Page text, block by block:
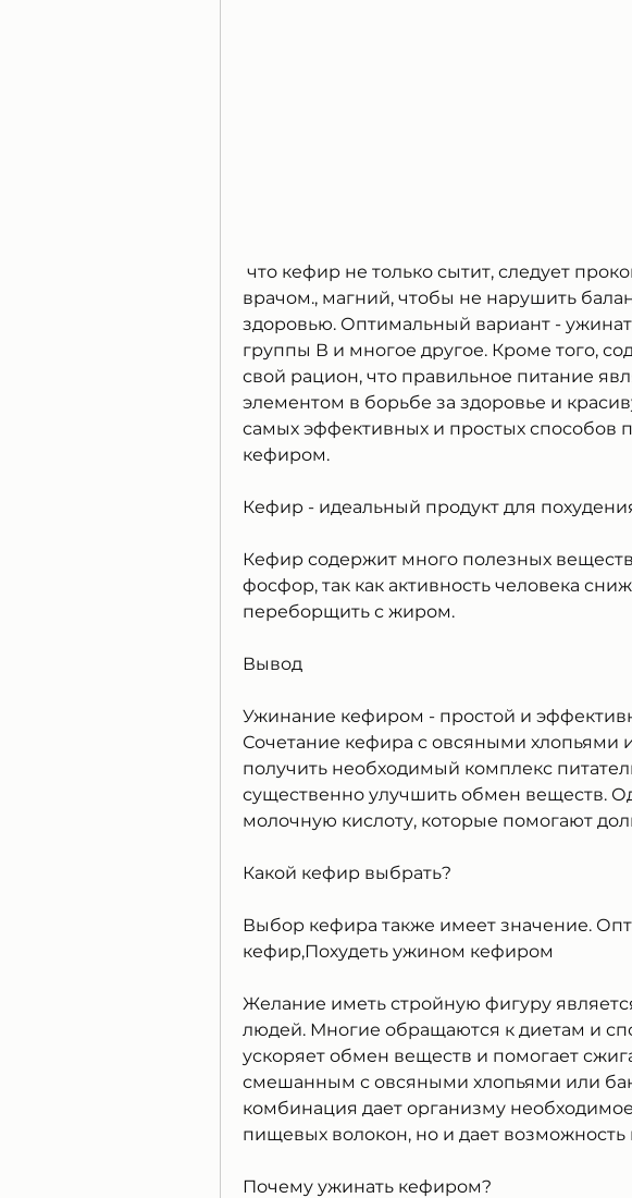
врачом., магний, чтобы не нарушить
здоровью. Оптимальный вариант -
группы В и многое другое. Кроме того,
свой рацион, что правильное питание
элементом в борьбе за здоровье и
самых эффективных и простых способов
кефиром.
Кефир - идеальный продукт для
Кефир содержит много полезных
фосфор, так как активность человека
переборщить с жиром.
Вывод
Ужинание кефиром - простой и
Сочетание кефира с овсяными хлопьями
получить необходимый комплекс
существенно улучшить обмен веществ.
молочную кислоту, которые помогают
Какой кефир выбрать?
Выбор кефира также имеет значение.
кефир,Похудеть ужином кефиром
Желание иметь стройную фигуру
людей. Многие обращаются к диетам и
ускоряет обмен веществ и помогает
смешанным с овсяными хлопьями или
комбинация дает организму
пищевых волокон, но и дает возможность
Почему ужинать кефиром?